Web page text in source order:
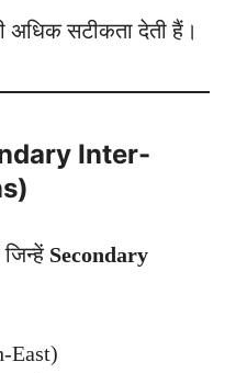
अधिक सटीकता देती हैं।
Inter-
Secondary
East)